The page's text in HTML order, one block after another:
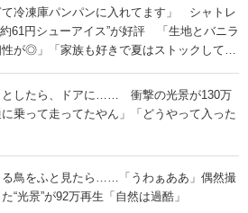
て冷凍庫パンパンに入れてます」 シャトレ
約61円シューアイス”が好評 「生地とバニラ
性が◎」「家族も好きで夏はストックして
としたら、ドアに…… 衝撃の光景が130万
乗って走ってたやん」「どうやって入った
る鳥をふと見たら……「うわぁああ」偶然撮
“光景”が92万再生「自然は過酷」